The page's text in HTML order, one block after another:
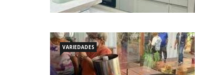
VARIEDADES